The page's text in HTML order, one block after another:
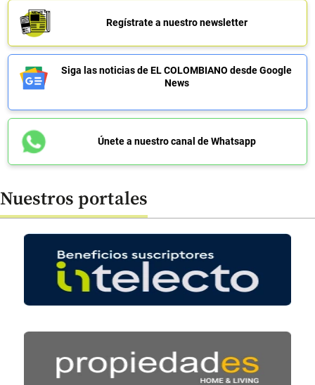
Regístrate a nuestro newsletter
Siga las noticias de EL COLOMBIANO desde Google
News
Únete a nuestro canal de Whatsapp
Nuestros portales